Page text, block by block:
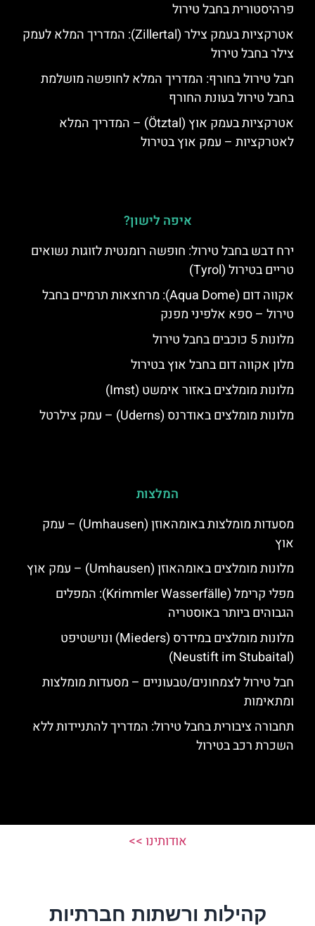
פרהיסטורית בחבל טירול
אטרקציות בעמק צילר (Zillertal): המדריך המלא לעמק
צילר בחבל טירול
חבל טירול בחורף: המדריך המלא לחופשה מושלמת
בחבל טירול בעונת החורף
אטרקציות בעמק אוץ (Ötztal) – המדריך המלא
לאטרקציות – עמק אוץ בטירול
איפה לישון?
ירח דבש בחבל טירול: חופשה רומנטית לזוגות נשואים
טריים בטירול (Tyrol)
אקווה דום (Aqua Dome): מרחצאות תרמיים בחבל
טירול – ספא אלפיני מפנק
מלונות 5 כוכבים בחבל טירול
מלון אקווה דום בחבל אוץ בטירול
מלונות מומלצים באזור אימשט (Imst)
מלונות מומלצים באודרנס (Uderns) – עמק צילרטל
המלצות
מסעדות מומלצות באומהאוזן (Umhausen) – עמק
אוץ
מלונות מומלצים באומהאוזן (Umhausen) – עמק אוץ
מפלי קרימל (Krimmler Wasserfälle): המפלים
הגבוהים ביותר באוסטריה
מלונות מומלצים במידרס (Mieders) ונוישטיפט
(Neustift im Stubaital)
חבל טירול לצמחונים/טבעוניים – מסעדות מומלצות
ומתאימות
תחבורה ציבורית בחבל טירול: המדריך להתניידות ללא
השכרת רכב בטירול
אודותינו >>
קהילות ורשתות חברתיות